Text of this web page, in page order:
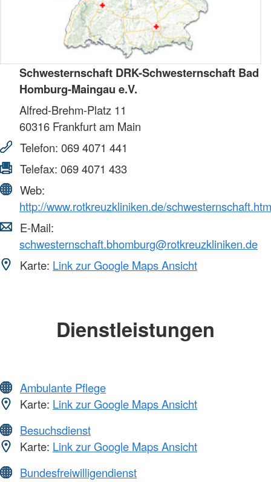
Schwesternschaft DRK-Schwesternschaft Bad
Homburg-Maingau e.V.
Alfred-Brehm-Platz 11
60316 Frankfurt am Main
Telefon: 069 4071 441
Telefax: 069 4071 433
Web:
http://www.rotkreuzkliniken.de/
E-Mail:
schwesternschaft.bhomburg@rotkreuzkliniken.de
Karte: Link zur Google Maps Ansicht
Dienstleistungen
Ambulante Pflege
Karte: Link zur Google Maps Ansicht
Besuchsdienst
Karte: Link zur Google Maps Ansicht
Bundesfreiwilligendienst